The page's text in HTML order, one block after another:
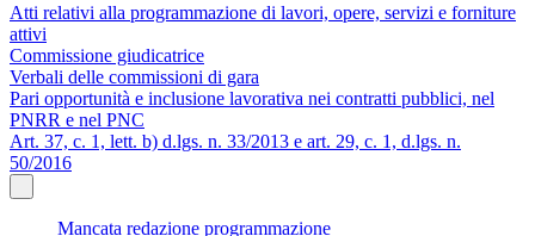
Atti relativi alla programmazione di lavori, opere, servizi e forniture
attivi
Commissione giudicatrice
Verbali delle commissioni di gara
Pari opportunità e inclusione lavorativa nei contratti pubblici, nel
PNRR e nel PNC
Art. 37, c. 1, lett. b) d.lgs. n. 33/2013 e art. 29, c. 1, d.lgs. n.
50/2016
Mancata redazione programmazione